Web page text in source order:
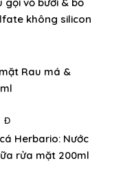
gội vỏ bưởi & bồ
không silicon
Rau má &
Đ
Herbario: Nước
rửa mặt 200ml